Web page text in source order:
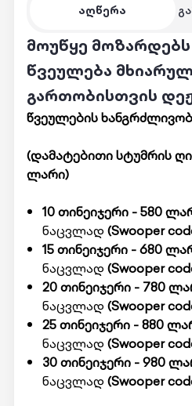
აღწერა
მოუწყე
წვეულება
გართობისთვის
წვეულების
(დამატებითი სტუმრის
ლარი)
10 თინეიჯერი - 580
ნაცვლად (Swooper
15 თინეიჯერი - 680
ნაცვლად (Swooper
20 თინეიჯერი - 780
ნაცვლად (Swooper
25 თინეიჯერი - 880
ნაცვლად (Swooper
30 თინეიჯერი - 980
ნაცვლად (Swooper